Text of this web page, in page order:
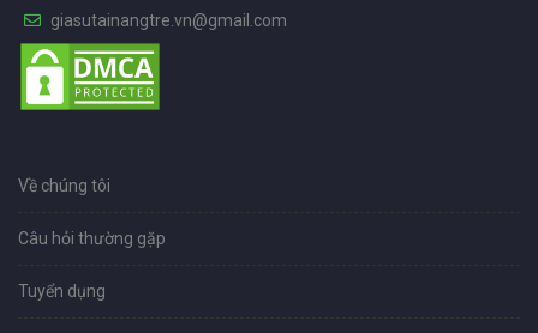
giasutainangtre.vn@gmail.com
Về chúng tôi
Câu hỏi thường gặp
Tuyển dụng